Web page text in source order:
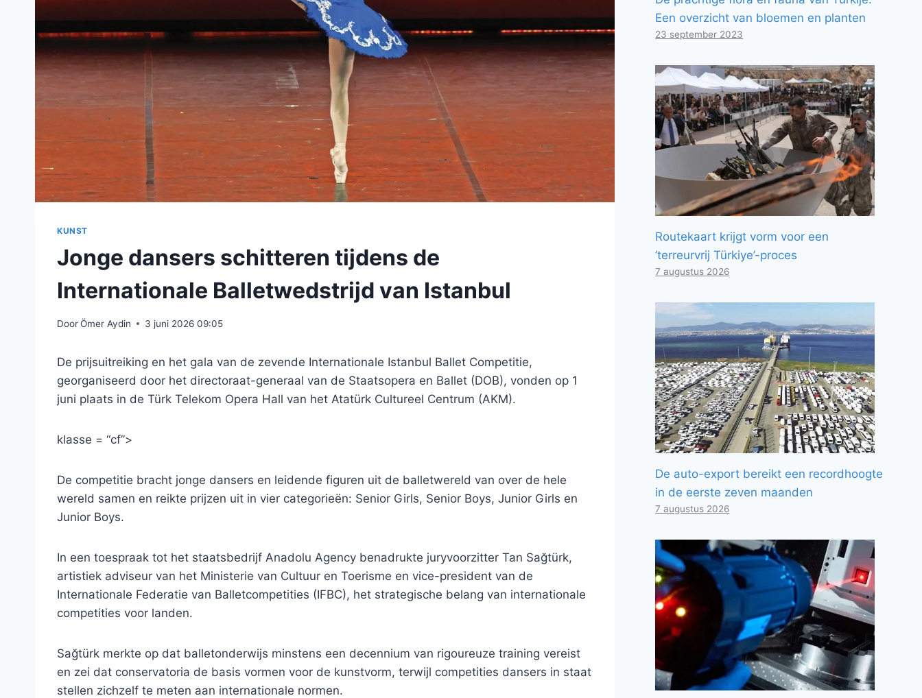
KUNST
Jonge dansers schitteren tijdens de
Internationale Balletwedstrijd van Istanbul
DoorÖmer Aydin 3 juni 2026 09:05
De prijsuitreiking en het gala van de zevende Internationale Istanbul Ballet Competitie,
georganiseerd door het directoraat-generaal van de Staatsopera en Ballet (DOB), vonden op 1
juni plaats in de Türk Telekom Opera Hall van het Atatürk Cultureel Centrum (AKM).
klasse = “cf”>
De competitie bracht jonge dansers en leidende figuren uit de balletwereld van over de hele
wereld samen en reikte prijzen uit in vier categorieën: Senior Girls, Senior Boys, Junior Girls en
Junior Boys.
In een toespraak tot het staatsbedrijf Anadolu Agency benadrukte juryvoorzitter Tan Sağtürk,
artistiek adviseur van het Ministerie van Cultuur en Toerisme en vice-president van de
Internationale Federatie van Balletcompetities (IFBC), het strategische belang van internationale
competities voor landen.
Sağtürk merkte op dat balletonderwijs minstens een decennium van rigoureuze training vereist
en zei dat conservatoria de basis vormen voor de kunstvorm, terwijl competities dansers in staat
stellen zichzelf te meten aan internationale normen.
Een overzicht van bloemen en planten
23 september 2023
Routekaart krijgt vorm voor een
’terreurvrij Türkiye’-proces
7 augustus 2026
De auto-export bereikt een recordhoogte
in de eerste zeven maanden
7 augustus 2026